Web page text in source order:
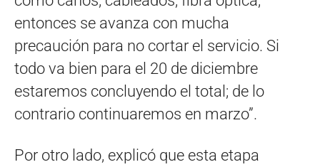
entonces se avanza con mucha
precaución para no cortar el servicio. Si
todo va bien para el 20 de diciembre
estaremos concluyendo el total; de lo
contrario continuaremos en marzo”.
Por otro lado, explicó que esta etapa